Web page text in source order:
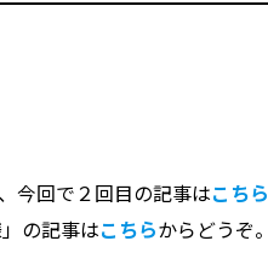
今回で２回目の記事はこちら
の記事はこちらからどうぞ。